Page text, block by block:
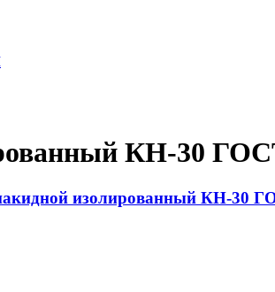
КН-30
изолированный КН-30